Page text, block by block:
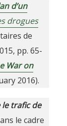
d’un
drogues
de
pp. 65-
War on
2016).
le trafic de
le cadre